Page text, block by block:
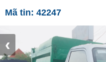
Mã tin: 42247
‹